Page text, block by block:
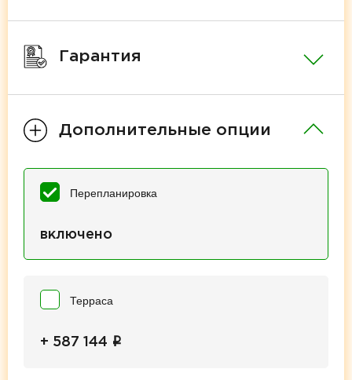
Гарантия
Дополнительные опции
Перепланировка
включено
Терраса
+ 587 144 i